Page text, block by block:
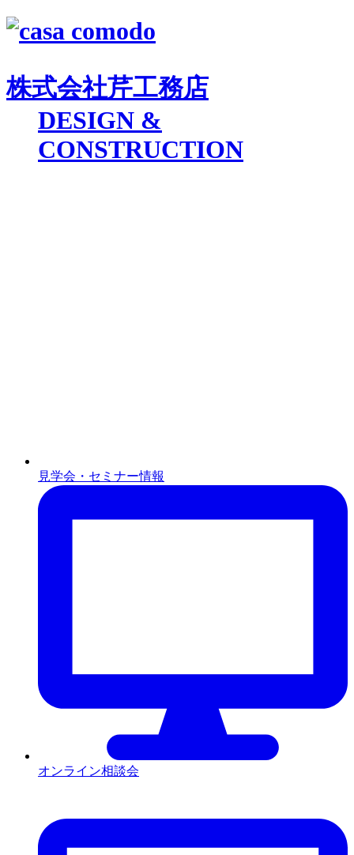
株式会社芹工務店
DESIGN &
CONSTRUCTION
見学会・セミナー情報
オンライン相談会